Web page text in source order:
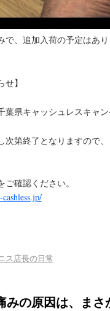
で、追加入荷の予定はあ
せ】
葉県キャッシュレスキャン
次第終了となりますので
確認ください。
ス店長の日常
みの原因は、ま